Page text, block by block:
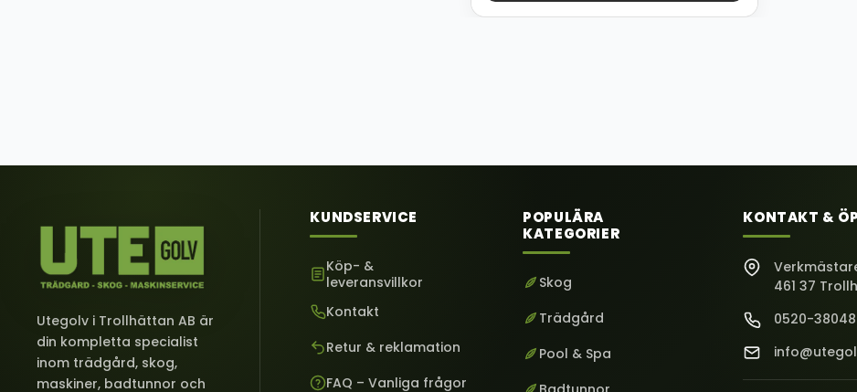
Utegolv i Trollhättan AB är
din kompletta specialist
inom trädgård, skog,
maskiner, badtunnor och
KUNDSERVICE
Köp- &
leveransvillkor
Kontakt
Retur & reklamation
FAQ – Vanliga frågor
POPULÄRA
KATEGORIER
Skog
Trädgård
Pool & Spa
KONTAKT &
461 37
0520-38048